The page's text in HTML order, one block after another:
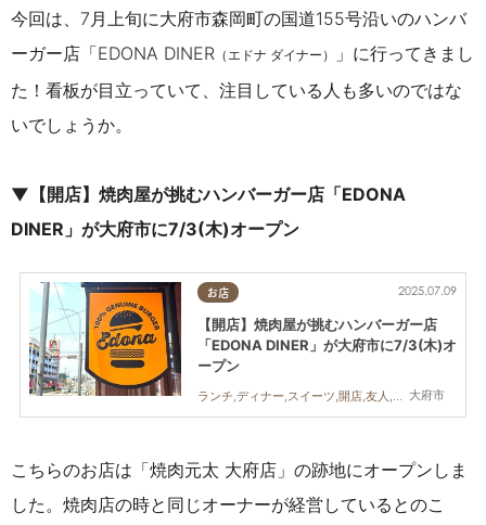
今回は、 7月上旬に大府市森岡町の国道155号沿いのハンバ
ーガー店 「EDONA DINER （エドナ ダイナー） 」に行ってきまし
た！看板が目立っていて、注目している人も多いのではな
いでしょうか。
▼【開店】焼肉屋が挑むハンバーガー店「EDONA
DINER」が大府市に7/3(木)オープン
お店
大府市
2025.07.09
【開店】焼肉屋が挑むハンバーガー店
「EDONA DINER」が大府市に7/3(木)オ
ープン
こちらのお店は「焼肉元太 大府店」の跡地にオープンしま
した。焼肉店の時と同じオーナーが経営しているとのこ